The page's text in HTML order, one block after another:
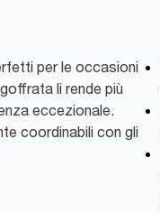
per le occasioni
li rende più
eccezionale.
coordinabili con gli